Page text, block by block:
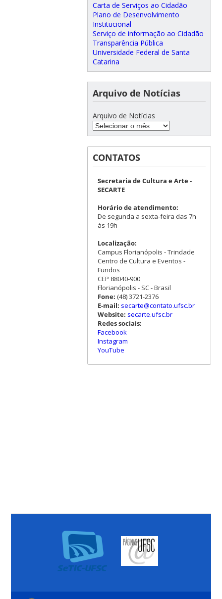
Carta de Serviços ao Cidadão
Plano de Desenvolvimento
Institucional
Serviço de informação ao Cidadão
Transparência Pública
Universidade Federal de Santa
Catarina
Arquivo de Notícias
Arquivo de Notícias
CONTATOS
Secretaria de Cultura e Arte -
SECARTE
Horário de atendimento:
De segunda a sexta-feira das 7h
às 19h
Localização:
Campus Florianópolis - Trindade
Centro de Cultura e Eventos -
Fundos
CEP 88040-900
Florianópolis - SC - Brasil
Fone: (48) 3721-2376
E-mail: secarte@contato.ufsc.br
Website: secarte.ufsc.br
Redes sociais:
Facebook
Instagram
YouTube